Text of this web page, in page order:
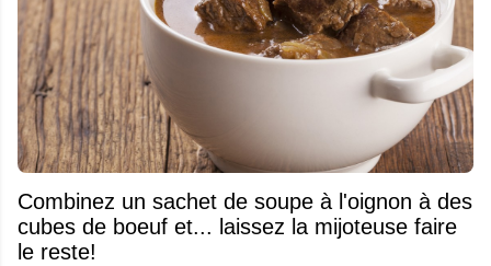
Combinez un sachet de soupe à l'oignon à des
cubes de boeuf et... laissez la mijoteuse faire
le reste!